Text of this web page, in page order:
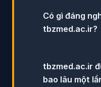
Có gì đáng
tbzmed.ac.ir?
tbzmed.ac.ir
bao lâu một